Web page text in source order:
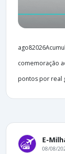
comemoração
pontos por real
E-
08/08/